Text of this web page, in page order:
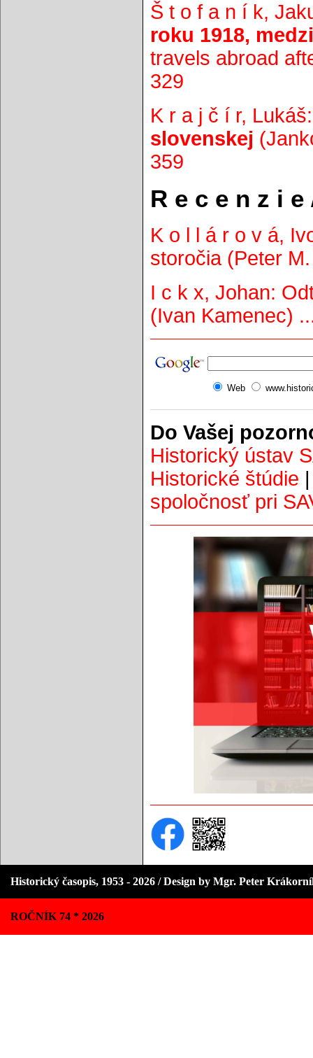
Š t o f a n í k,
roku 1918,
travels abroad
329
K r a j č í r,
slovenskej
359
R e c e n z i e
K o l l á r o v á,
storočia (Peter
I c k x, Johan:
(Ivan Kamenec)
Web
Do Vašej
Historický ústav
Historické štúdie
spoločnosť pri
Historický časopis, 1953 - 2026 / Design by Mgr. Peter
ROČNÍK 74 * 2026